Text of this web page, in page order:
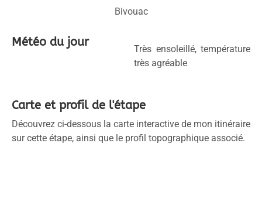
Bivouac
Météo du jour
Très ensoleillé, température
très agréable
Carte et profil de l'étape
Découvrez ci-dessous la carte interactive de mon itinéraire
sur cette étape, ainsi que le profil topographique associé.